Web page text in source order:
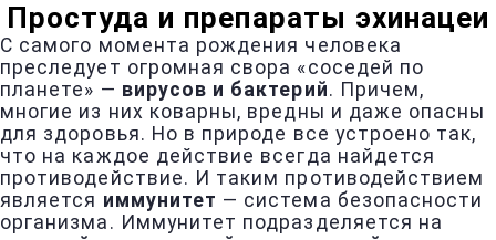
Простуда и препараты эхинацеи
С самого момента рождения человека
преследует огромная свора «соседей по
планете» — вирусов и бактерий. Причем,
многие из них коварны, вредны и даже опасны
для здоровья. Но в природе все устроено так,
что на каждое действие всегда найдется
противодействие. И таким противодействием
является иммунитет — система безопасности
организма. Иммунитет подразделяется на